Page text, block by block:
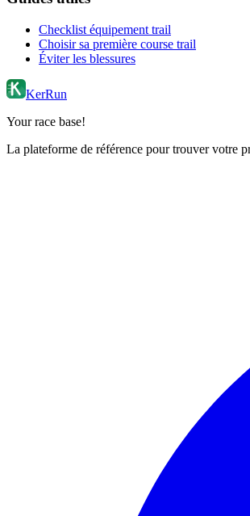
Checklist équipement trail
Choisir sa première course trail
Éviter les blessures
KerRun
Your race base!
La plateforme de référence pour trouver votre